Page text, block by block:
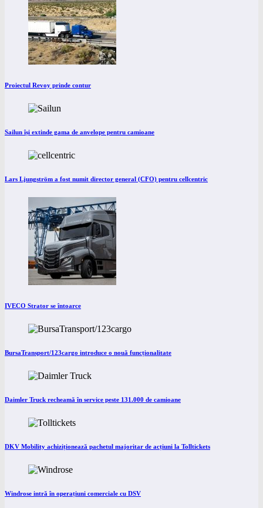
Proiectul Revoy prinde contur
Sailun își extinde gama de anvelope pentru camioane
Lars Ljungström a fost numit director general (CFO) pentru cellcentric
IVECO Strator se întoarce
BursaTransport/123cargo introduce o nouă funcționalitate
Daimler Truck recheamă în service peste 131.000 de camioane
DKV Mobility achiziționează pachetul majoritar de acțiuni la Tolltickets
Windrose intră în operațiuni comerciale cu DSV